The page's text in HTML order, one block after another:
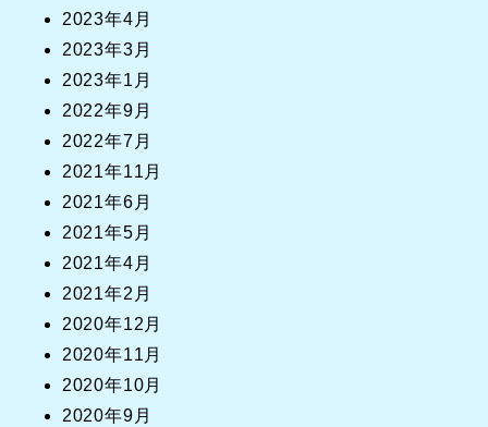
2023年4月
2023年3月
2023年1月
2022年9月
2022年7月
2021年11月
2021年6月
2021年5月
2021年4月
2021年2月
2020年12月
2020年11月
2020年10月
2020年9月